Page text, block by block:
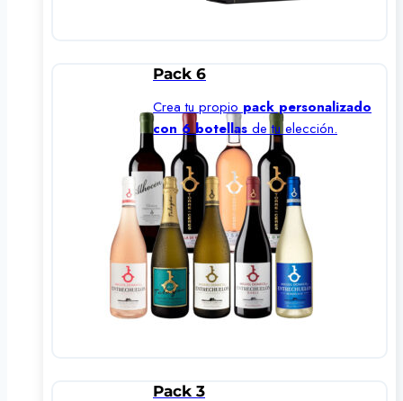
Pack 6
Crea tu propio pack personalizado
con 6 botellas de tu elección.
Pack 3